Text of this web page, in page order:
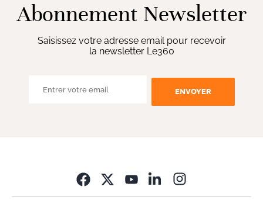
Abonnement Newsletter
Saisissez votre adresse email pour recevoir
la newsletter Le360
ENVOYER